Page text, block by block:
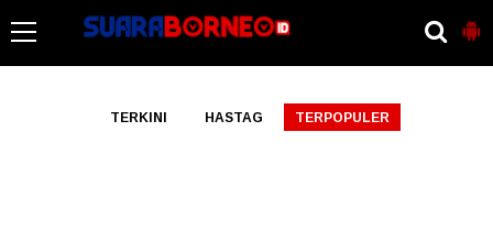
TERKINI HASTAG TERPOPULER